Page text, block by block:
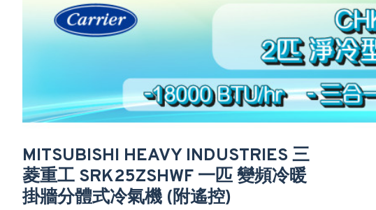
MITSUBISHI HEAVY INDUSTRIES 三
菱重工 SRK25ZSHWF 一匹 變頻冷暖
掛牆分體式冷氣機 (附遙控)